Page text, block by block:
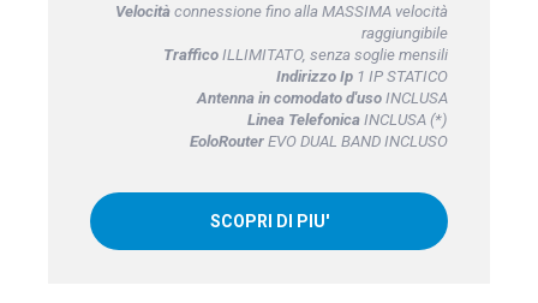
Velocitàconnessione fino alla MASSIMA velocità
raggiungibile
TrafficoILLIMITATO, senza soglie mensili
Indirizzo Ip1 IP STATICO
Antenna in comodato d'usoINCLUSA
Linea TelefonicaINCLUSA (*)
EoloRouterEVO DUAL BAND INCLUSO
SCOPRI DI PIU'